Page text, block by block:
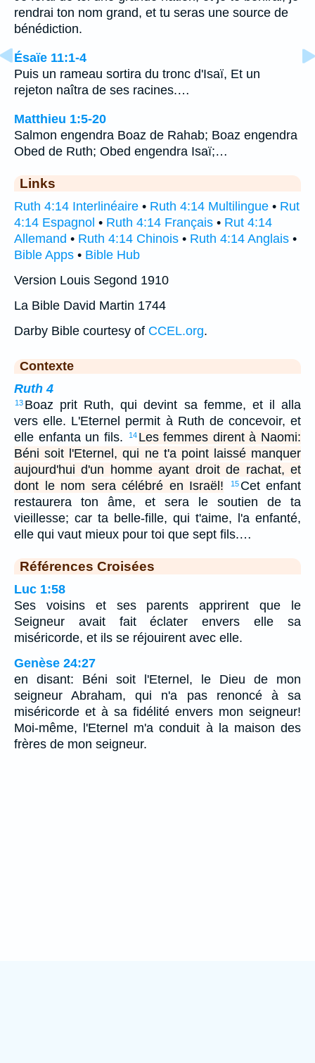
rendrai ton nom grand, et tu seras une source de
bénédiction.
Ésaïe 11:1-4
Puis un rameau sortira du tronc d'Isaï, Et un
rejeton naîtra de ses racines.…
Matthieu 1:5-20
Salmon engendra Boaz de Rahab; Boaz engendra
Obed de Ruth; Obed engendra Isaï;…
Links
Ruth 4:14 Interlinéaire • Ruth 4:14 Multilingue • Rut
4:14 Espagnol • Ruth 4:14 Français • Rut 4:14
Allemand • Ruth 4:14 Chinois • Ruth 4:14 Anglais •
Bible Apps • Bible Hub
Version Louis Segond 1910
La Bible David Martin 1744
Darby Bible courtesy of CCEL.org.
Contexte
Ruth 4
13 Boaz prit Ruth, qui devint sa femme, et il alla
vers elle. L'Eternel permit à Ruth de concevoir, et
elle enfanta un fils.
14 Les femmes dirent à Naomi:
Béni soit l'Eternel, qui ne t'a point laissé manquer
aujourd'hui d'un homme ayant droit de rachat, et
dont le nom sera célébré en Israël!
15 Cet enfant
restaurera ton âme, et sera le soutien de ta
vieillesse; car ta belle-fille, qui t'aime, l'a enfanté,
elle qui vaut mieux pour toi que sept fils.…
Références Croisées
Luc 1:58
Ses voisins et ses parents apprirent que le
Seigneur avait fait éclater envers elle sa
miséricorde, et ils se réjouirent avec elle.
Genèse 24:27
en disant: Béni soit l'Eternel, le Dieu de mon
seigneur Abraham, qui n'a pas renoncé à sa
miséricorde et à sa fidélité envers mon seigneur!
Moi-même, l'Eternel m'a conduit à la maison des
frères de mon seigneur.